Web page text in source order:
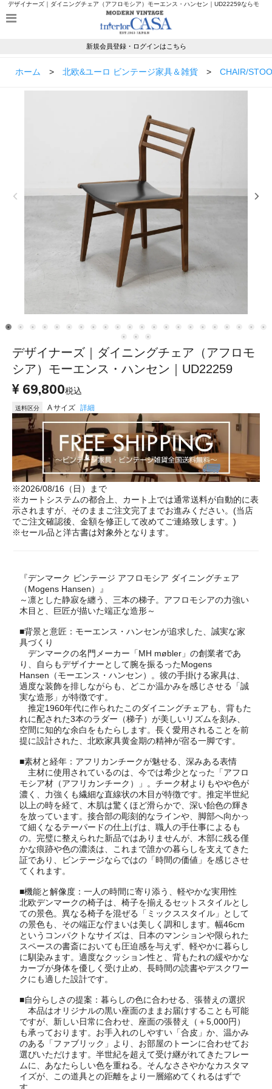
デザイナーズ｜ダイニングチェア（アフロモシア）モーエンス・ハンセン｜UD22259ならモ
ダンヴィンテージのインテリアカーサ
新規会員登録・ログインはこちら
ホーム > 北欧&ユーロ ビンテージ家具＆雑貨 > CHAIR/
デザイナーズ｜ダイニングチェア（アフロモ
シア）モーエンス・ハンセン｜UD22259
69,800税込
送料区分 A サイズ 詳細
※2026/08/16（日）まで
※カートシステムの都合上、カート上では通常送料が自動的に表
示されますが、そのままご注文完了までお進みください。(当店
でご注文確認後、金額を修正して改めてご連絡致します。)
※セール品と洋古書は対象外となります。
『デンマーク ビンテージ アフロモシア ダイニングチェア
（Mogens Hansen）』
～凛とした静寂を纏う、三本の梯子。アフロモシアの力強い
木目と、巨匠が描いた端正な造形～
■背景と意匠：モーエンス・ハンセンが追求した、誠実な家
具づくり
デンマークの名門メーカー「MH møbler」の創業者であ
り、自らもデザイナーとして腕を振るったMogens
Hansen（モーエンス・ハンセン）。彼の手掛ける家具は、
過度な装飾を排しながらも、どこか温かみを感じさせる「誠
実な造形」が特徴です。
推定1960年代に作られたこのダイニングチェアも、背もた
れに配された3本のラダー（梯子）が美しいリズムを刻み、
空間に知的な余白をもたらします。長く愛用されることを前
提に設計された、北欧家具黄金期の精神が宿る一脚です。
■素材と経年：アフリカンチークが魅せる、深みある表情
主材に使用されているのは、今では希少となった「アフロ
モシア材（アフリカンチーク）」。チーク材よりもやや色が
濃く、力強くも繊細な直線状の木目が特徴です。推定半世紀
以上の時を経て、木肌は驚くほど滑らかで、深い飴色の輝き
を放っています。接合部の彫刻的なラインや、脚部へ向かっ
て細くなるテーパードの仕上げは、職人の手仕事によるも
の。完璧に整えられた新品ではありませんが、木部に残る僅
かな痕跡や色の濃淡は、これまで誰かの暮らしを支えてきた
証であり、ビンテージならではの「時間の価値」を感じさせ
てくれます。
■機能と解像度：一人の時間に寄り添う、軽やかな実用性
北欧デンマークの椅子は、椅子を揃えるセットスタイルとし
ての景色。異なる椅子を混ぜる「ミックススタイル」として
の景色も、その端正な佇まいは美しく調和します。幅46cm
というコンパクトなサイズは、日本のマンションや限られた
スペースの書斎においても圧迫感を与えず、軽やかに暮らし
に馴染みます。適度なクッション性と、背もたれの緩やかな
カーブが身体を優しく受け止め、長時間の読書やデスクワー
クにも適した設計です。
■自分らしさの提案：暮らしの色に合わせる、張替えの選択
本品はオリジナルの黒い座面のままお届けすることも可能
ですが、新しい日常に合わせ、座面の張替え（＋5,000円）
も承っております。お手入れのしやすい「合皮」か、温かみ
のある「ファブリック」より、お部屋のトーンに合わせてお
選びいただけます。半世紀を超えて受け継がれてきたフレー
ムに、あなたらしい色を重ねる。そんなささやかなカスタマ
イズが、この道具との距離をより一層縮めてくれるはずで
す。